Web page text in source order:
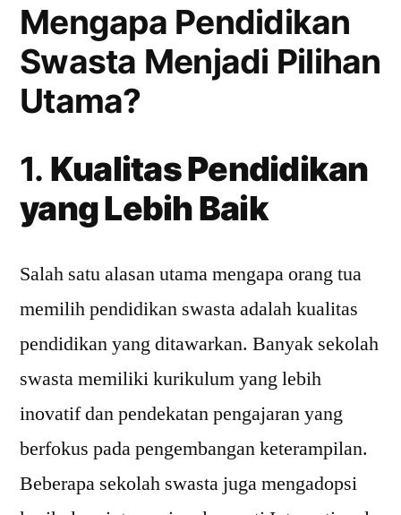
Mengapa Pendidikan
Swasta Menjadi Pilihan
Utama?
1. Kualitas Pendidikan
yang Lebih Baik
Salah satu alasan utama mengapa orang tua
memilih pendidikan swasta adalah kualitas
pendidikan yang ditawarkan. Banyak sekolah
swasta memiliki kurikulum yang lebih
inovatif dan pendekatan pengajaran yang
berfokus pada pengembangan keterampilan.
Beberapa sekolah swasta juga mengadopsi